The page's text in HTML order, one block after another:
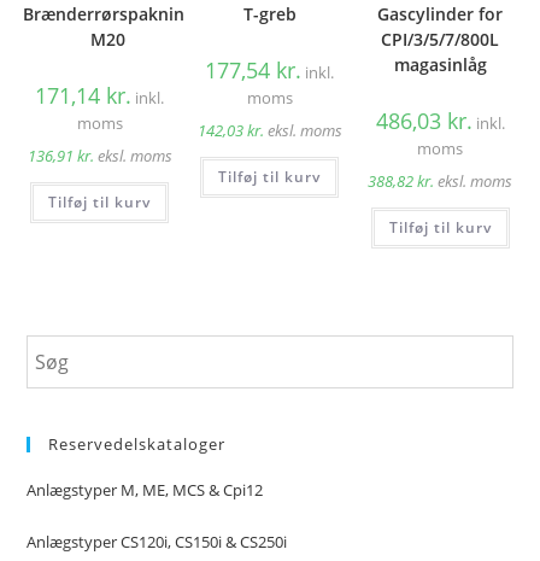
Brænderrørspakning
M20
171,14 kr. inkl.
moms
136,91 kr. eksl. moms
Tilføj til kurv
T-greb
177,54 kr. inkl.
moms
142,03kr. eksl. moms
Tilføj til kurv
Gascylinder for
CPI/3/5/7/800L
magasinlåg
486,03 kr. inkl.
moms
388,82kr. eksl. moms
Tilføj til kurv
Reservedelskataloger
Anlægstyper M, ME, MCS & Cpi12
Anlægstyper CS120i, CS150i & CS250i